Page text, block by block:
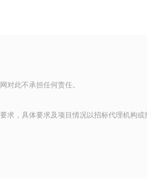
对此不承担任何责任。
求，具体要求及项目情况以招标代理机构或